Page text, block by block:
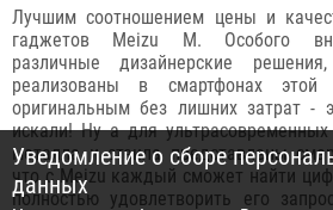
Лучшим соотношением цены и
гаджетов Meizu M. Особого
различные дизайнерские
реализованы в смартфонах
оригинальным без лишних затрат -
искали! Ну а для ультрасовременных
металла и стекла представлены
что с Meizu каждый сможет найти
полностью удовлетворить его
Уведомление о сборе
данных